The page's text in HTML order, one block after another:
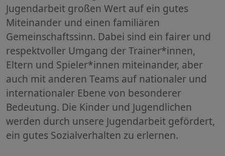
Jugendarbeit großen Wert auf ein gutes
Miteinander und einen familiären
Gemeinschaftssinn. Dabei sind ein fairer und
respektvoller Umgang der Trainer*innen,
Eltern und Spieler*innen miteinander, aber
auch mit anderen Teams auf nationaler und
internationaler Ebene von besonderer
Bedeutung. Die Kinder und Jugendlichen
werden durch unsere Jugendarbeit gefördert,
ein gutes Sozialverhalten zu erlernen.